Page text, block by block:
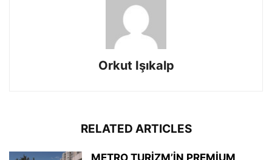
Orkut Işıkalp
RELATED ARTICLES
METRO TURİZM’İN PREMİUM